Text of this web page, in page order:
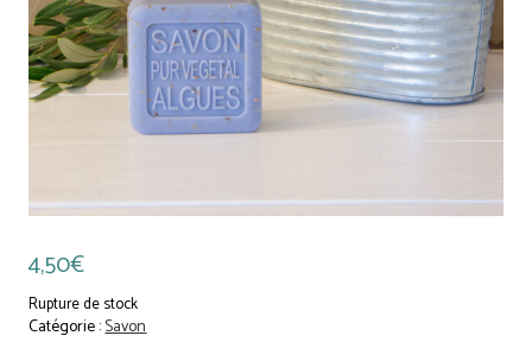
4,50€
Rupture de stock
Catégorie :Savon